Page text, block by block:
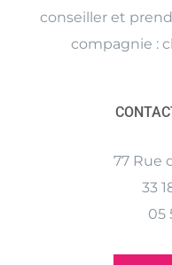
conseiller et
compagnie :
77 Rue
33
05